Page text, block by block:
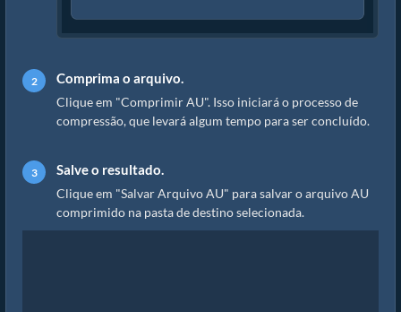
Comprima o arquivo.
Clique em "Comprimir AU". Isso iniciará o processo de
compressão, que levará algum tempo para ser concluído.
Salve o resultado.
Clique em "Salvar Arquivo AU" para salvar o arquivo AU
comprimido na pasta de destino selecionada.